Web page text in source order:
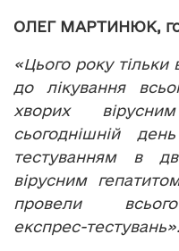
ОЛЕГ МАРТИНЮК,
«Цього року тільки
до лікування
хворих
сьогоднішній
тестуванням в
вірусним
провели
експрес-тестувань».